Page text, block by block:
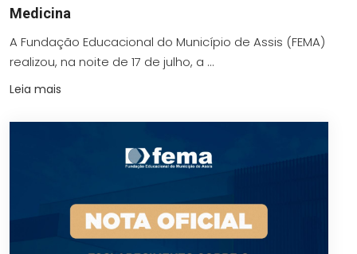
Medicina
A Fundação Educacional do Município de Assis (FEMA)
realizou, na noite de 17 de julho, a ...
Leia mais